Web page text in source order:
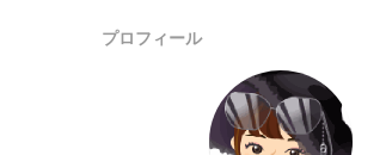
プロフィール